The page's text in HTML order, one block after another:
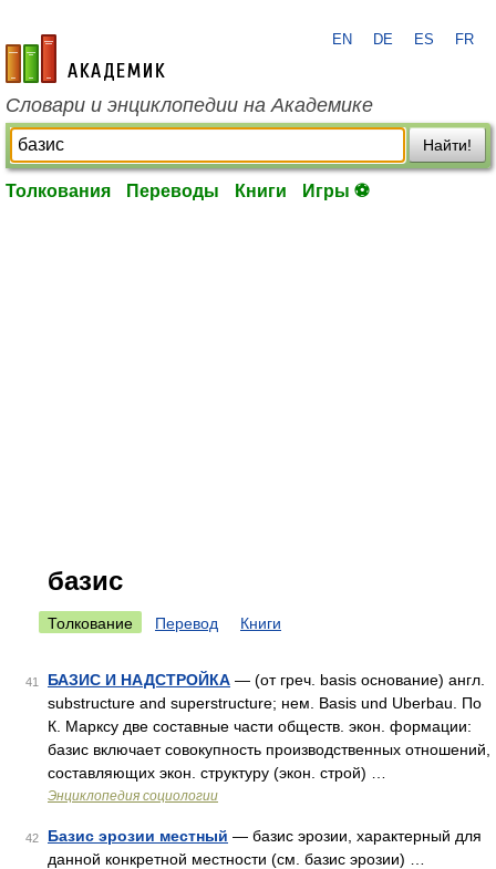
academic.ru
EN DE ES FR
Словари и энциклопедии на Академике
Найти!
Толкования Переводы Книги Игры ⚽
базис
Толкование Перевод Книги
41 БАЗИС И НАДСТРОЙКА — (от греч. basis основание) англ.
substructure and superstructure; нем. Basis und Uberbau. По
К. Марксу две составные части обществ. экон. формации:
базис включает совокупность производственных отношений,
составляющих экон. структуру (экон. строй) …
Энциклопедия социологии
42 Базис эрозии местный — базис эрозии, характерный для
данной конкретной местности (см. базис эрозии) …